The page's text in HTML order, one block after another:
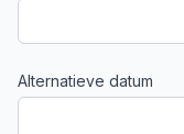
Alternatieve datum